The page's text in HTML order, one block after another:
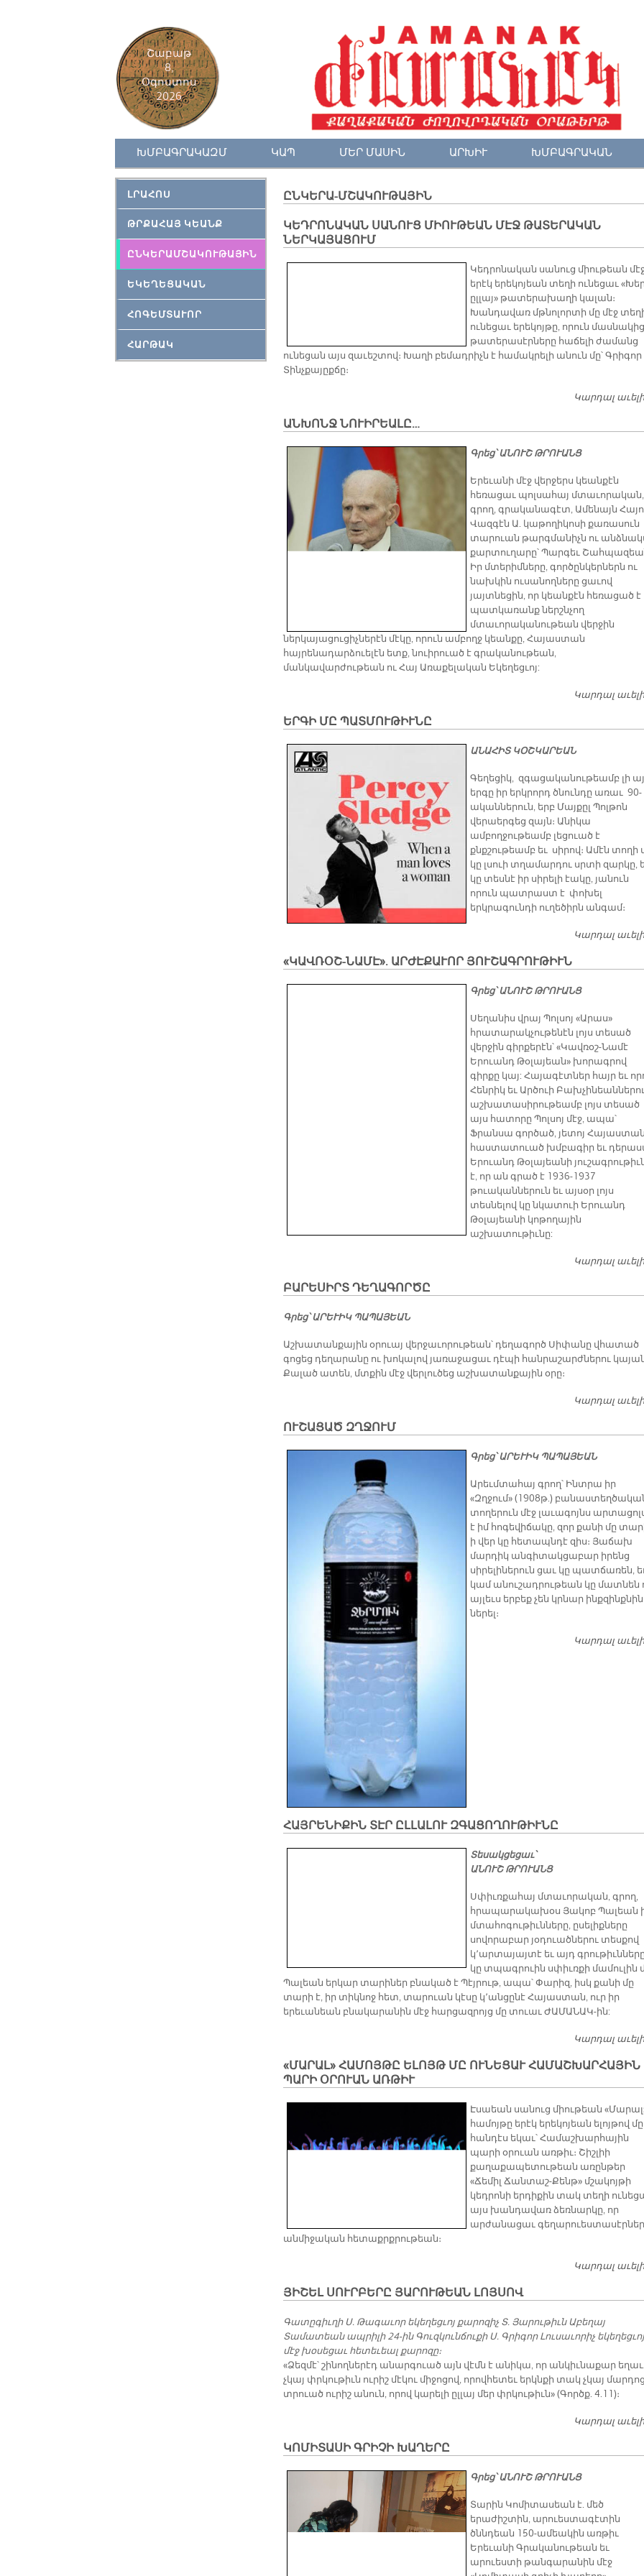
Շաբաթ
8,
Օգոստոս
2026
ԽՄԲԱԳՐԱԿԱԶՄ ԿԱՊ ՄԵՐ ՄԱՍԻՆ ԱՐԽԻՒ ԽՄԲԱԳՐԱԿԱՆ
ԼՐԱՀՈՍ
ԹՐՔԱՀԱՅ ԿԵԱՆՔ
ԸՆԿԵՐԱՄՇԱԿՈՒԹԱՅԻՆ
ԵԿԵՂԵՑԱԿԱՆ
ՀՈԳԵՄՏԱՒՈՐ
ՀԱՐԹԱԿ
ԸՆԿԵՐԱ-ՄՇԱԿՈՒԹԱՅԻՆ
ԿԵԴՐՈՆԱԿԱՆ ՍԱՆՈՒՑ ՄԻՈՒԹԵԱՆ ՄԷՋ ԹԱՏԵՐԱԿԱՆ
ՆԵՐԿԱՅԱՑՈՒՄ
Կեդրոնական սանուց միութեան
երէկ երեկոյեան տեղի ունեցաւ «Խեր
ըլլայ» թատերախաղի կալան։
Խանդավառ մթնոլորտի մը մէջ
ունեցաւ երեկոյթը, որուն մասնակից
թատերասէրները հաճելի ժամանց
ունեցան այս զաւեշտով։ Խաղի բեմադրիչն է համակրելի անուն մը՝ Գրիգոր
Տինչքայըքճը։
Կարդալ
ԱՆԽՈՆՋ ՆՈՒԻՐԵԱԼԸ…
Գրեց՝ ԱՆՈՒՇ ԹՐՈՒԱՆՑ
Երեւանի մէջ վերջերս կեանքէն
հեռացաւ պոլսահայ մտաւորական,
գրող, գրականագէտ, Ամենայն
Վազգէն Ա. կաթողիկոսի քառասուն
տարուան թարգմանիչն ու
քարտուղարը՝ Պարգեւ
Իր մտերիմները, գործընկերներն ու
նախկին ուսանողները ցաւով
յայտնեցին, որ կեանքէն հեռացած է
պատկառանք ներշնչող
մտաւորականութեան վերջին
ներկայացուցիչներէն մէկը, որուն ամբողջ կեանքը, Հայաստան
հայրենադարձուելէն ետք, նուիրուած է գրականութեան,
մանկավարժութեան ու Հայ Առաքելական Եկեղեցւոյ:
Կարդալ
ԵՐԳԻ ՄԸ ՊԱՏՄՈՒԹԻՒՆԸ
ԱՆԱՀԻՏ ԿՕՇԿԱՐԵԱՆ
Գեղեցիկ, զգացականութեամբ լի
երգը իր երկրորդ ծնունդը առաւ 90-
ականներուն, երբ Մայքըլ Պոլթոն
վերաերգեց զայն։ Անիկա
ամբողջութեամբ լեցուած է
քնքշութեամբ եւ սիրով։ Ամէն տողի
կը լսուի տղամարդու սրտի զարկը,
կը տեսնէ իր սիրելի էակը, յանուն
որուն պատրաստ է փոխել
երկրագունդի ուղեծիրն անգամ։
Կարդալ
«ԿԱՎՌՕՇ-ՆԱՄԷ». ԱՐԺԷՔԱՒՈՐ ՅՈՒՇԱԳՐՈՒԹԻՒՆ
Գրեց՝ ԱՆՈՒՇ ԹՐՈՒԱՆՑ
Սեղանիս վրայ Պոլսոյ «Արաս»
հրատարակչութենէն լոյս տեսած
վերջին գիրքերէն՝ «Կավռօշ-Նամէ
Երուանդ Թօլայեան» խորագրով
գիրքը կայ: Հայագէտներ հայր եւ
Հենրիկ եւ Արծուի
աշխատասիրութեամբ լոյս տեսած
այս հատորը Պոլսոյ մէջ, ապա՝
Ֆրանսա գործած, յետոյ Հայաստան
հաստատուած խմբագիր եւ
Երուանդ Թօլայեանի
է, որ ան գրած է 1936-1937
թուականներուն եւ այսօր լոյս
տեսնելով կը նկատուի Երուանդ
Թօլայեանի կոթողային
աշխատութիւնը:
Կարդալ
ԲԱՐԵՍԻՐՏ ԴԵՂԱԳՈՐԾԸ
Գրեց՝ ԱՐԵՒԻԿ ՊԱՊԱՅԵԱՆ
Աշխատանքային օրուայ վերջաւորութեան՝ դեղագործ Սիփանը վհատած
գոցեց դեղարանը ու խոկալով յառաջացաւ դէպի հանրաշարժներու
Քալած ատեն, մտքին մէջ վերլուծեց աշխատանքային օրը։
Կարդալ
ՈՒՇԱՑԱԾ ԶՂՋՈՒՄ
Գրեց՝ ԱՐԵՒԻԿ ՊԱՊԱՅԵԱՆ
Արեւմտահայ գրող՝ Ինտրա իր
«Զղջում» (1908թ.)
տողերուն մէջ լաւագոյնս
է իմ հոգեվիճակը, զոր քանի մը
ի վեր կը հետապնդէ զիս։ Յաճախ
մարդիկ անգիտակցաբար իրենց
սիրելիներուն ցաւ կը պատճառեն,
կամ անուշադրութեան կը մատնեն
այլեւս երբեք չեն կրնար ինքզինքնին
ներել։
Կարդալ
ՀԱՅՐԵՆԻՔԻՆ ՏԷՐ ԸԼԼԱԼՈՒ ԶԳԱՑՈՂՈՒԹԻՒՆԸ
Տեսակցեցաւ՝
ԱՆՈՒՇ ԹՐՈՒԱՆՑ
Սփիւռքահայ մտաւորական, գրող,
հրապարակախօս Յակոբ Պալեան
մտահոգութիւնները, ըսելիքները
սովորաբար յօդուածներու տեսքով
կ՚արտայայտէ եւ այդ գրութիւնները
կը տպագրուին սփիւռքի մամուլին
Պալեան երկար տարիներ բնակած է Պէյրութ, ապա՝ Փարիզ, իսկ քանի մը
տարի է, իր տիկնոջ հետ, տարուան կէսը կ՚անցընէ Հայաստան, ուր իր
երեւանեան բնակարանին մէջ հարցազրոյց մը տուաւ ԺԱՄԱՆԱԿ-ին:
Կարդալ
«ՄԱՐԱԼ» ՀԱՄՈՅԹԸ ԵԼՈՅԹ ՄԸ ՈՒՆԵՑԱՒ ՀԱՄԱՇԽԱՐՀԱՅԻՆ
ՊԱՐԻ ՕՐՈՒԱՆ ԱՌԹԻՒ
Էսաեան սանուց միութեան
համոյթը երէկ երեկոյեան ելոյթով մը
հանդէս եկաւ՝ Համաշխարհային
պարի օրուան առթիւ։ Շիշլիի
քաղաքապետութեան առընթեր
«Ճեմիլ Ճանտաշ-Քենթ» մշակոյթի
կեդրոնի երդիքին տակ տեղի
այս խանդավառ ձեռնարկը, որ
արժանացաւ
անմիջական հետաքրքրութեան։
Կարդալ
ՅԻՇԵԼ ՍՈՒՐԲԵՐԸ ՅԱՐՈՒԹԵԱՆ ԼՈՅՍՈՎ
Գատըգիւղի Ս. Թագաւոր եկեղեցւոյ քարոզիչ Տ. Յարութիւն Աբեղայ
Տամատեան ապրիլի 24-ին Գուզկունճուքի Ս. Գրիգոր Լուսաւորիչ եկեղեցւոյ
մէջ խօսեցաւ հետեւեալ քարոզը։
«Ձեզմէ՝ շինողներէդ անարգուած այն վէմն է անիկա, որ անկիւնաքար
չկայ փրկութիւն ուրիշ մէկու միջոցով, որովհետեւ երկնքի տակ չկայ մարդոց
տրուած ուրիշ անուն, որով կարելի ըլլայ մեր փրկութիւն» (Գործք. 4.11)։
Կարդալ
ԿՈՄԻՏԱՍԻ ԳՐԻՉԻ ԽԱՂԵՐԸ
Գրեց՝ ԱՆՈՒՇ ԹՐՈՒԱՆՑ
Տարին Կոմիտասեան է. մեծ
երաժիշտին, արուեստագէտին
ծննդեան 150-ամեակին առթիւ
Երեւանի Գրականութեան եւ
արուեստի թանգարանին մէջ